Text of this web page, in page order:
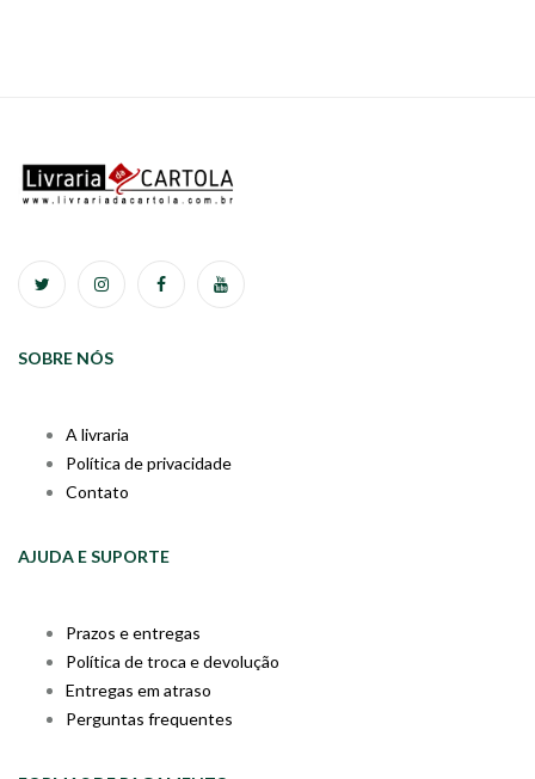
SOBRE NÓS
A livraria
Política de privacidade
Contato
AJUDA E SUPORTE
Prazos e entregas
Política de troca e devolução
Entregas em atraso
Perguntas frequentes